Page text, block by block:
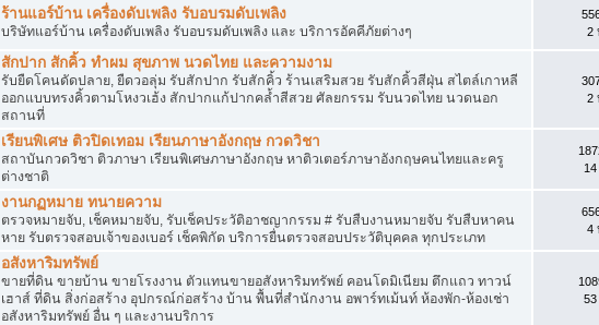
ร้านแอร์บ้าน เครื่องดับเพลิง รับอบรมดับเพลิง
บริษัทแอร์บ้าน เครื่องดับเพลิง รับอบรมดับเพลิง และ บริการอัคคีภัยต่างๆ
2
สักปาก สักคิ้ว ทำผม สุขภาพ นวดไทย และความงาม
รับยืดโคนดัดปลาย, ยืดวอลุ่ม รับสักปาก รับสักคิ้ว ร้านเสริมสวย รับสักคิ้วสีฝุ่น สไตล์เกาหลี
ออกแบบทรงคิ้วตามโหงวเฮ้ง สักปากแก้ปากคล้ำสีสวย ศัลยกรรม รับนวดไทย นวดนอก
สถานที่
2
เรียนพิเศษ ติวปิดเทอม เรียนภาษาอังกฤษ กวดวิชา
สถาบันกวดวิชา ติวภาษา เรียนพิเศษภาษาอังกฤษ หาติวเตอร์ภาษาอังกฤษคนไทยและครู
ต่างชาติ
งานกฏหมาย ทนายความ
ตรวจหมายจับ, เช็คหมายจับ, รับเช็คประวัติอาชญากรรม # รับสืบงานหมายจับ รับสืบหาคน
หาย รับตรวจสอบเจ้าของเบอร์ เช็คพิกัด บริการยื่นตรวจสอบประวัติบุคคล ทุกประเภท
4
อสังหาริมทรัพย์
ขายที่ดิน ขายบ้าน ขายโรงงาน ตัวแทนขายอสังหาริมทรัพย์ คอนโดมิเนียม ตึกแถว ทาวน์
เฮาส์ ที่ดิน สิ่งก่อสร้าง อุปกรณ์ก่อสร้าง บ้าน พื้นที่สำนักงาน อพาร์ทเม้นท์ ห้องพัก-ห้องเช่า
อสังหาริมทรัพย์ อื่น ๆ และงานบริการ